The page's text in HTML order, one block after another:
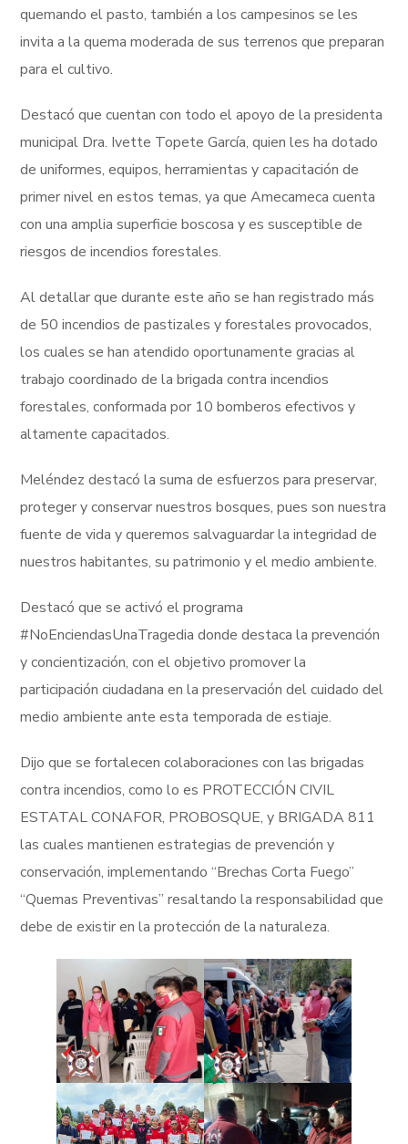
quemando el pasto, también a los campesinos se les
invita a la quema moderada de sus terrenos que preparan
para el cultivo.
Destacó que cuentan con todo el apoyo de la presidenta
municipal Dra. Ivette Topete García, quien les ha dotado
de uniformes, equipos, herramientas y capacitación de
primer nivel en estos temas, ya que Amecameca cuenta
con una amplia superficie boscosa y es susceptible de
riesgos de incendios forestales.
Al detallar que durante este año se han registrado más
de 50 incendios de pastizales y forestales provocados,
los cuales se han atendido oportunamente gracias al
trabajo coordinado de la brigada contra incendios
forestales, conformada por 10 bomberos efectivos y
altamente capacitados.
Meléndez destacó la suma de esfuerzos para preservar,
proteger y conservar nuestros bosques, pues son nuestra
fuente de vida y queremos salvaguardar la integridad de
nuestros habitantes, su patrimonio y el medio ambiente.
Destacó que se activó el programa
#NoEnciendasUnaTragedia donde destaca la prevención
y concientización, con el objetivo promover la
participación ciudadana en la preservación del cuidado del
medio ambiente ante esta temporada de estiaje.
Dijo que se fortalecen colaboraciones con las brigadas
contra incendios, como lo es PROTECCIÓN CIVIL
ESTATAL CONAFOR, PROBOSQUE, y BRIGADA 811
las cuales mantienen estrategias de prevención y
conservación, implementando “Brechas Corta Fuego”
“Quemas Preventivas” resaltando la responsabilidad que
debe de existir en la protección de la naturaleza.